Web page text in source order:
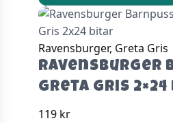
Ravensburger, Greta Gris
Ravensburger
Greta Gris
119 kr